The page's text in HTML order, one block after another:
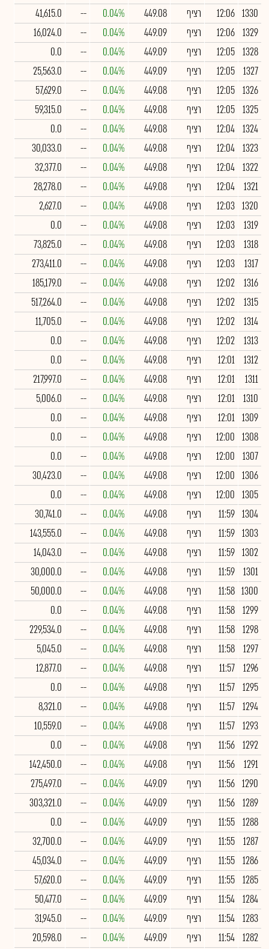
1330
12:06 רציף 449.08
0.04%
--
41,615.0
1329
12:06 רציף 449.09
0.04%
--
16,024.0
1328
12:05 רציף 449.09
0.04%
--
0.0
1327
12:05 רציף 449.09
0.04%
--
25,563.0
1326
12:05 רציף 449.08
0.04%
--
57,629.0
1325
12:05 רציף 449.08
0.04%
--
59,315.0
1324
12:04 רציף 449.08
0.04%
--
0.0
1323
12:04 רציף 449.08
0.04%
--
30,033.0
1322
12:04 רציף 449.08
0.04%
--
32,377.0
1321
12:04 רציף 449.08
0.04%
--
28,278.0
1320
12:03 רציף 449.08
0.04%
--
2,627.0
1319
12:03 רציף 449.08
0.04%
--
0.0
1318
12:03 רציף 449.08
0.04%
--
73,825.0
1317
12:03 רציף 449.08
0.04%
--
273,411.0
1316
12:02 רציף 449.08
0.04%
--
185,179.0
1315
12:02 רציף 449.08
0.04%
--
517,264.0
1314
12:02 רציף 449.08
0.04%
--
11,705.0
1313
12:02 רציף 449.08
0.04%
--
0.0
1312
12:01 רציף 449.08
0.04%
--
0.0
1311
12:01 רציף 449.08
0.04%
--
217,997.0
1310
12:01 רציף 449.08
0.04%
--
5,006.0
1309
12:01 רציף 449.08
0.04%
--
0.0
1308
12:00 רציף 449.08
0.04%
--
0.0
1307
12:00 רציף 449.08
0.04%
--
0.0
1306
12:00 רציף 449.08
0.04%
--
30,423.0
1305
12:00 רציף 449.08
0.04%
--
0.0
1304
11:59 רציף 449.08
0.04%
--
30,741.0
1303
11:59 רציף 449.08
0.04%
--
143,555.0
1302
11:59 רציף 449.08
0.04%
--
14,043.0
1301
11:59 רציף 449.08
0.04%
--
30,000.0
1300
11:58 רציף 449.08
0.04%
--
50,000.0
1299
11:58 רציף 449.08
0.04%
--
0.0
1298
11:58 רציף 449.08
0.04%
--
229,534.0
1297
11:58 רציף 449.08
0.04%
--
5,045.0
1296
11:57 רציף 449.08
0.04%
--
12,877.0
1295
11:57 רציף 449.08
0.04%
--
0.0
1294
11:57 רציף 449.08
0.04%
--
8,321.0
1293
11:57 רציף 449.08
0.04%
--
10,559.0
1292
11:56 רציף 449.08
0.04%
--
0.0
1291
11:56 רציף 449.08
0.04%
--
142,450.0
1290
11:56 רציף 449.09
0.04%
--
275,497.0
1289
11:56 רציף 449.09
0.04%
--
303,321.0
1288
11:55 רציף 449.09
0.04%
--
0.0
1287
11:55 רציף 449.09
0.04%
--
32,700.0
1286
11:55 רציף 449.09
0.04%
--
45,034.0
1285
11:55 רציף 449.09
0.04%
--
57,620.0
1284
11:54 רציף 449.09
0.04%
--
50,477.0
1283
11:54 רציף 449.09
0.04%
--
31,945.0
1282
11:54 רציף 449.09
0.04%
--
20,598.0